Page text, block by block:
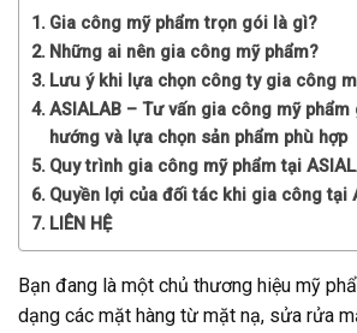
Gia công mỹ phẩm trọn gói là gì?
Những ai nên gia công mỹ phẩm?
Lưu ý khi lựa chọn công ty gia công
ASIALAB – Tư vấn gia công mỹ
hướng và lựa chọn sản phẩm phù hợp
Quy trình gia công mỹ phẩm tại
Quyền lợi của đối tác khi gia công tại
LIÊN HỆ
Bạn đang là một chủ thương hiệu mỹ
dạng các mặt hàng từ mặt nạ, sửa rửa